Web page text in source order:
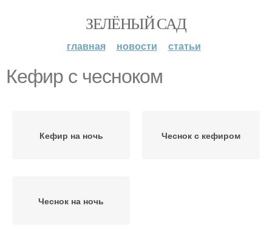
ЗЕЛЁНЫЙ САД
главная новости статьи
Кефир с чесноком
Кефир на ночь Чеснок с кефиром
Чеснок на ночь